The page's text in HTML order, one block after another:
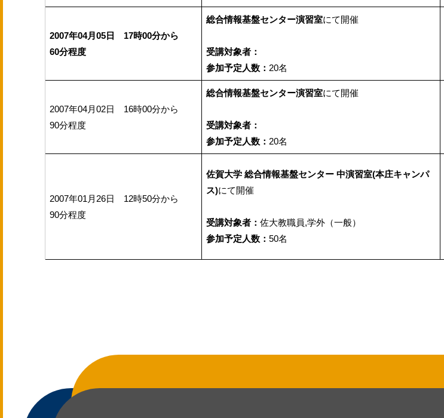
2007年04月05日 17時00分から
60分程度
総合情報基盤センター演習室にて開催
受講対象者：
参加予定人数： 20名
2007年04月02日 16時00分から
90分程度
総合情報基盤センター演習室にて開催
受講対象者：
参加予定人数： 20名
2007年01月26日 12時50分から
90分程度
佐賀大学 総合情報基盤センター 中演習室(本庄キャンパ
ス)にて開催
受講対象者： 佐大教職員,学外（一般）
参加予定人数： 50名